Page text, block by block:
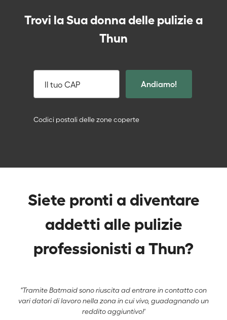
Trovi la Sua donna delle pulizie a
Thun
Il tuo CAP Andiamo!
Codici postali delle zone coperte
Siete pronti a diventare
addetti alle pulizie
professionisti a Thun?
"Tramite Batmaid sono riuscita ad entrare in contatto con
vari datori di lavoro nella zona in cui vivo, guadagnando un
reddito aggiuntivo!'